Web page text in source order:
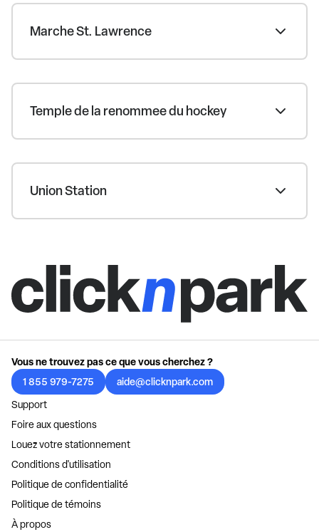
Marche St. Lawrence
Temple de la renommee du hockey
Union Station
Vous ne trouvez pas ce que vous cherchez ?
1 855 979-7275
aide@clicknpark.com
Support
Foire aux questions
Louez votre stationnement
Conditions d'utilisation
Politique de confidentialité
Politique de témoins
À propos